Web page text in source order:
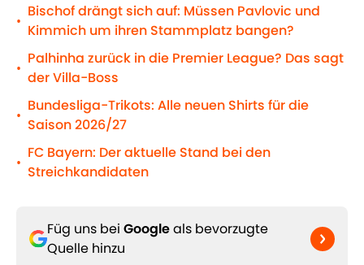
•
Bischof drängt sich auf: Müssen Pavlovic und
Kimmich um ihren Stammplatz bangen?
•
Palhinha zurück in die Premier League? Das sagt
der Villa-Boss
•
Bundesliga-Trikots: Alle neuen Shirts für die
Saison 2026/27
•
FC Bayern: Der aktuelle Stand bei den
Streichkandidaten
Füg uns bei Googleals bevorzugte
Quelle hinzu